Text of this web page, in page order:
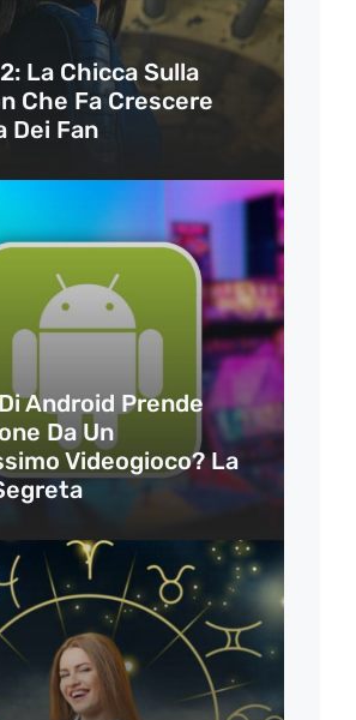
La Chicca Sulla
Che Fa Crescere
Dei Fan
Android Prende
Da Un
Videogioco? La